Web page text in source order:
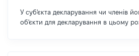
У суб'єкта декларування чи членів
об'єкти для декларування в цьому